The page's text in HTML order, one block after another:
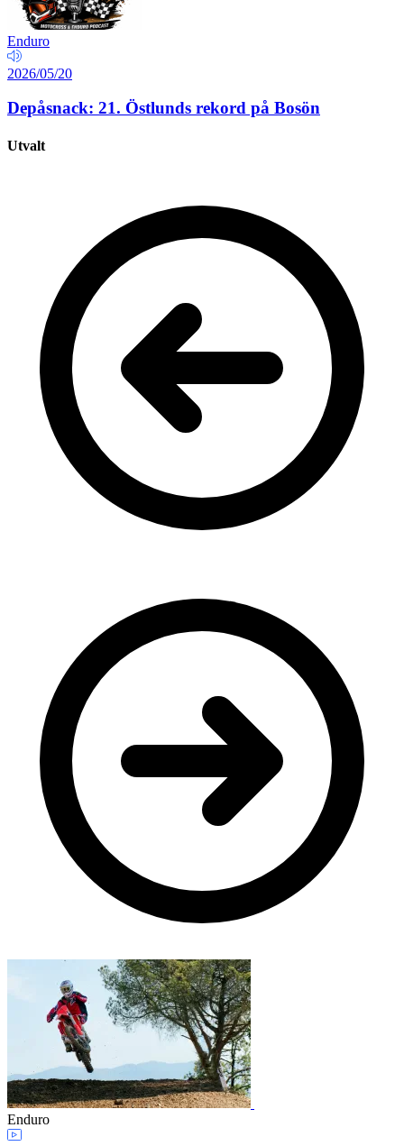
Enduro
2026/05/20
Depåsnack: 21. Östlunds rekord på Bosön
Utvalt
Enduro